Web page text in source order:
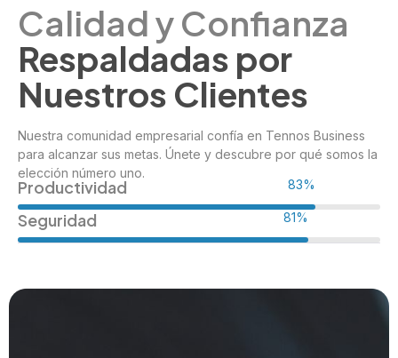
Calidad y Confianza
Respaldadas por
Nuestros Clientes
Nuestra comunidad empresarial confía en Tennos Business
para alcanzar sus metas. Únete y descubre por qué somos la
elección número uno.
Productividad
Seguridad